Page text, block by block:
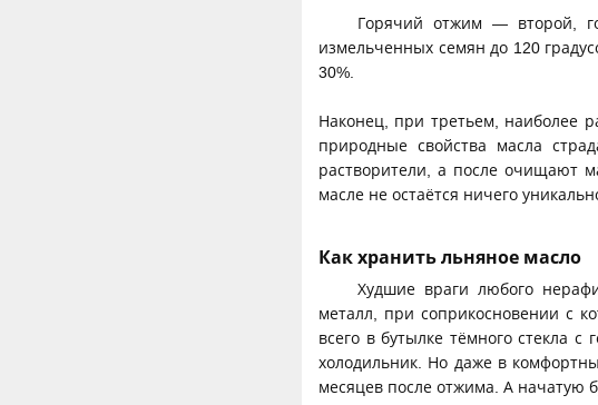
Горячий отжим — второй,
измельченных семян до 120
30%.
Наконец, при третьем, наиболее
природные свойства масла
растворители, а после очищают
масле не остаётся ничего
Как хранить льняное масло
Худшие враги любого
металл, при соприкосновении с
всего в бутылке тёмного стекла
холодильник. Но даже в
месяцев после отжима. А начатую